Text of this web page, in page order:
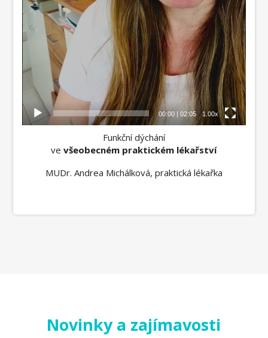
00:00| 02:05 1.00x
Funkční dýchání
ve všeobecném praktickém lékařství
MUDr. Andrea Michálková, praktická lékařka
Novinky a zajímavosti